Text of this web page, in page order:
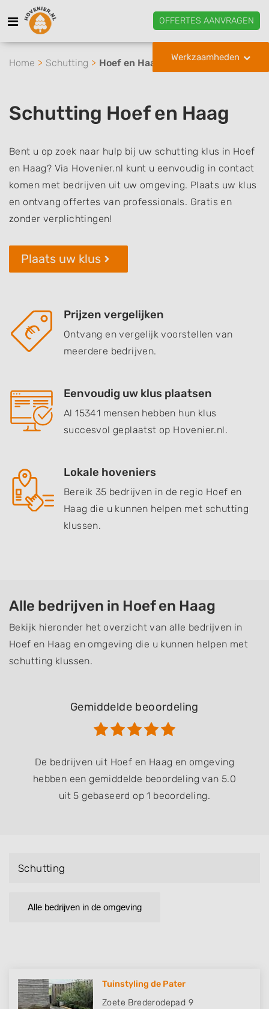
OFFERTES AANVRAGEN
Werkzaamheden
Home Schutting Hoef en Haag
Schutting Hoef en Haag
Bent u op zoek naar hulp bij uw schutting klus in Hoef
en Haag? Via Hovenier.nl kunt u eenvoudig in contact
komen met bedrijven uit uw omgeving. Plaats uw klus
en ontvang offertes van professionals. Gratis en
zonder verplichtingen!
Plaats uw klus
Prijzen vergelijken
Ontvang en vergelijk voorstellen van
meerdere bedrijven.
Eenvoudig uw klus plaatsen
Al 15341 mensen hebben hun klus
succesvol geplaatst op Hovenier.nl.
Lokale hoveniers
Bereik 35 bedrijven in de regio Hoef en
Haag die u kunnen helpen met schutting
klussen.
Alle bedrijven in Hoef en Haag
Bekijk hieronder het overzicht van alle bedrijven in
Hoef en Haag en omgeving die u kunnen helpen met
schutting klussen.
Gemiddelde beoordeling
De bedrijven uit Hoef en Haag en omgeving
hebben een gemiddelde beoordeling van 5.0
uit 5 gebaseerd op 1 beoordeling.
Schutting
Alle bedrijven in de omgeving
Tuinstyling de Pater
Zoete Brederodepad 9